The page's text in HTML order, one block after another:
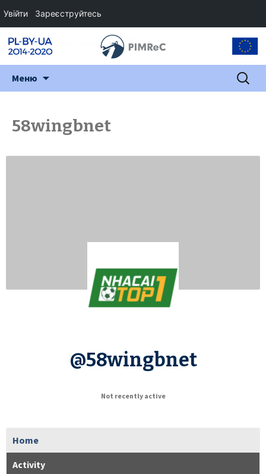
Меню Пошук:
58wingbnet
@58wingbnet
Not recently active
Home
Activity
Увійти Зареєструйтесь